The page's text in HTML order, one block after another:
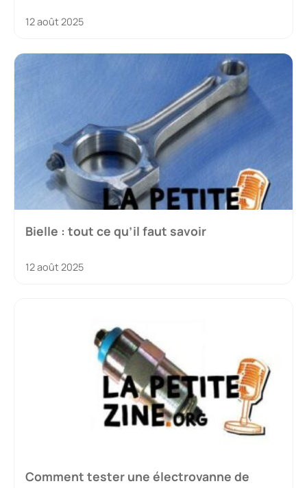
12 août 2025
Bielle : tout ce qu’il faut savoir
12 août 2025
Comment tester une électrovanne de